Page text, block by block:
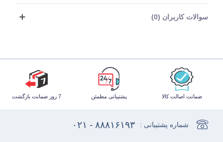
سوالات کاربران (0)
ضمانت اصالت کالا پشتیبانی مطمئن 7 روز ضمانت بازگشت
شماره پشتیبانی : ۸۸۸۱۶۱۹۳ - ۰۲۱